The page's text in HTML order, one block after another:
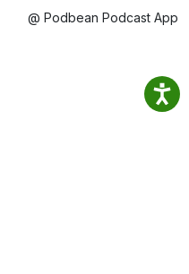
@ Podbean Podcast App